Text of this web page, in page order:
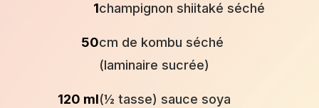
1champignon shiitaké séché
50cm de kombu séché
(laminaire sucrée)
120 ml(½ tasse) sauce soya